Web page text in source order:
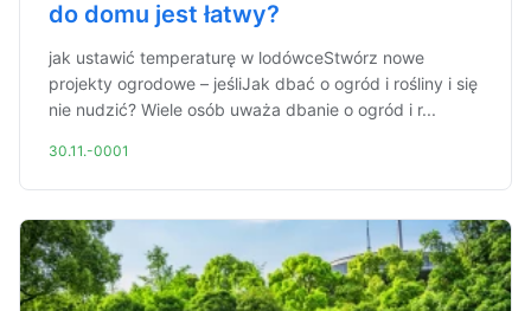
do domu jest łatwy?
jak ustawić temperaturę w lodówceStwórz nowe
projekty ogrodowe – jeśliJak dbać o ogród i rośliny i się
nie nudzić? Wiele osób uważa dbanie o ogród i r...
30.11.-0001